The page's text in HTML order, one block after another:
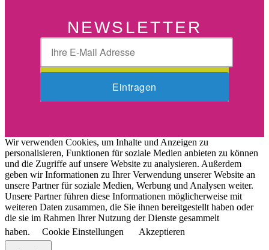
NEWSLETTER
Wir verwenden Cookies, um Inhalte und Anzeigen zu
personalisieren, Funktionen für soziale Medien anbieten zu können
und die Zugriffe auf unsere Website zu analysieren. Außerdem
geben wir Informationen zu Ihrer Verwendung unserer Website an
unsere Partner für soziale Medien, Werbung und Analysen weiter.
Unsere Partner führen diese Informationen möglicherweise mit
weiteren Daten zusammen, die Sie ihnen bereitgestellt haben oder
die sie im Rahmen Ihrer Nutzung der Dienste gesammelt
haben.
Cookie Einstellungen Akzeptieren